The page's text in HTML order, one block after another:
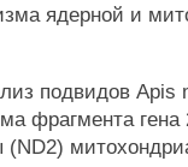
ядерной и
подвидов Apis
фрагмента гена
(ND2)